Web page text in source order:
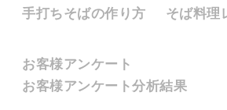
手打ちそばの作り方
そば料理
お客様アンケート
お客様アンケート分析結果